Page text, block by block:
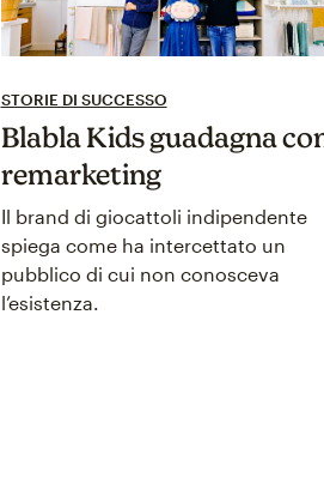
STORIE DI SUCCESSO
Blabla Kids guadagna
remarketing
Il brand di giocattoli indipendente
spiega come ha intercettato un
pubblico di cui non conosceva
l’esistenza.